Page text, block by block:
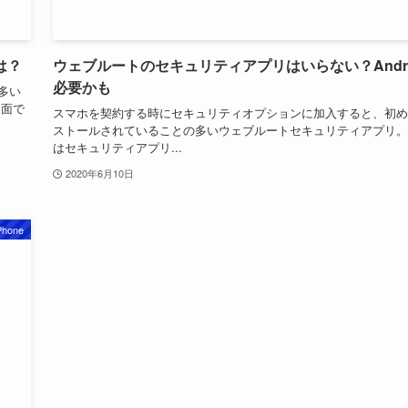
？
い
で
ウェブルートのセキュリティアプリはいらない？
必要かも
スマホを契約する時にセキュリティオプションに加入すると、初
ストールされていることの多いウェブルートセキュリティアプリ
はセキュリティアプリ...
2020年6月10日